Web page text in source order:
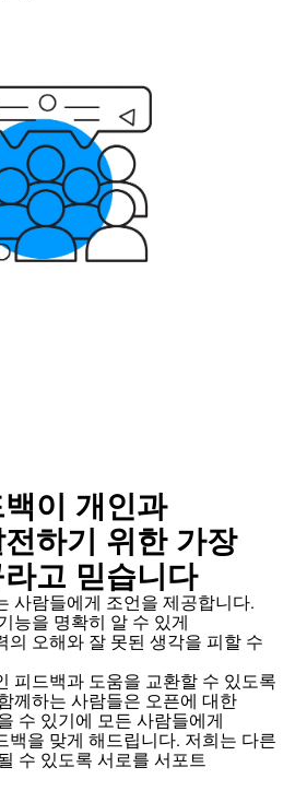
이 개인과
하기 위한 가장
고 믿습니다
사람들에게 조언을 제공합니다.
능을 명확히 알 수 있게
의 오해와 잘 못된 생각을 피할 수
피드백과 도움을 교환할 수 있도록
께하는 사람들은 오픈에 대한
수 있기에 모든 사람들에게
백을 맞게 해드립니다. 저희는 다른
수 있도록 서로를 서포트